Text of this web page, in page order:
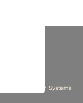
Perlin Systems